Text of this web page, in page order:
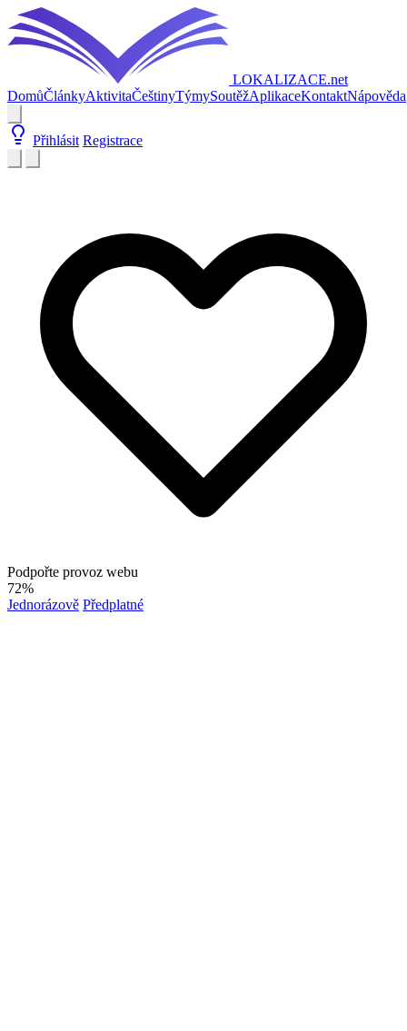
LOKALIZACE.net
DomůČlánkyAktivitaČeštinyTýmySoutěžAplikaceKontaktNápověda
Přihlásit Registrace
Podpořte provoz webu
72%
Jednorázově Předplatné